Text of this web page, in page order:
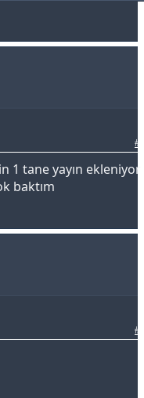
1 tane yayın ekleniyor
baktım